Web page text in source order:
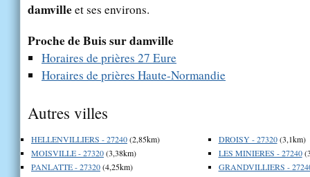
damvilleet ses environs.
Proche de Buis sur damville
Horaires de prières 27 Eure
Horaires de prières Haute-Normandie
Autres villes
HELLENVILLIERS - 27240(2,85km)
MOISVILLE - 27320(3,38km)
PANLATTE - 27320(4,25km)
DROISY - 27320(3,1km)
LES MINIERES - 27240
GRANDVILLIERS -